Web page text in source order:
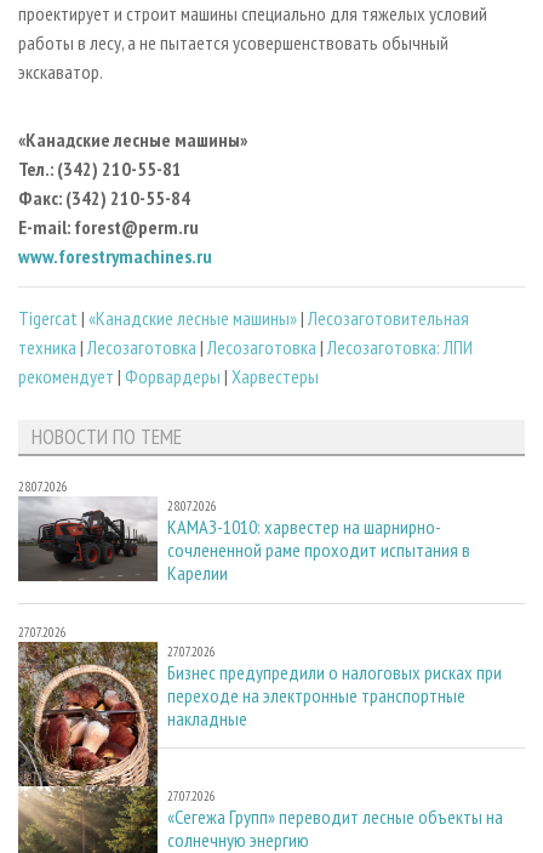
проектирует и строит машины специально для тяжелых условий
работы в лесу, а не пытается усовершенствовать обычный
экскаватор.
«Канадские лесные машины»
Тел.: (342) 210-55-81
Факс: (342) 210-55-84
E-mail: forest@perm.ru
www.forestrymachines.ru
Tigercat | «Канадские лесные машины»| Лесозаготовительная
техника | Лесозаготовка | Лесозаготовка | Лесозаготовка: ЛПИ
рекомендует | Форвардеры | Харвестеры
НОВОСТИ ПО ТЕМЕ
28.07.2026
28.07.2026
КАМАЗ-1010: харвестер на шарнирно-
сочлененной раме проходит испытания в
Карелии
27.07.2026
27.07.2026
Бизнес предупредили о налоговых рисках при
переходе на электронные транспортные
накладные
27.07.2026
27.07.2026
«Сегежа Групп» переводит лесные объекты на
солнечную энергию